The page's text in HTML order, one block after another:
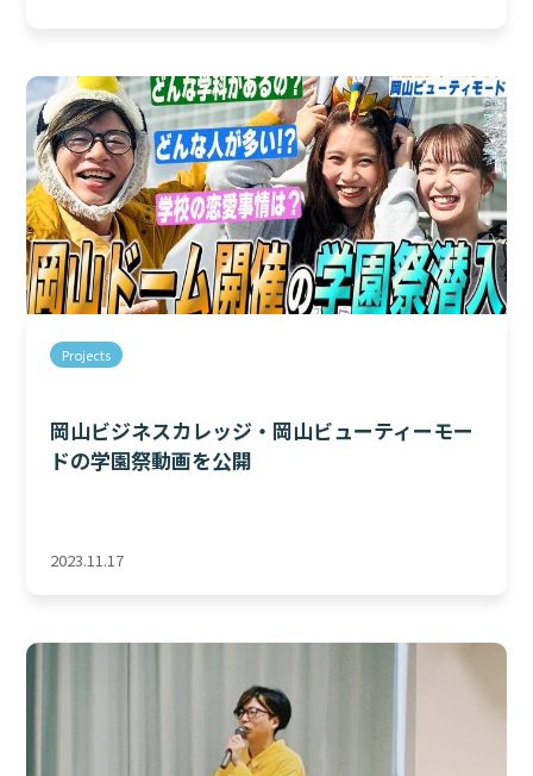
Projects
岡山ビジネスカレッジ・岡山ビューティーモー
ドの学園祭動画を公開
2023.11.17